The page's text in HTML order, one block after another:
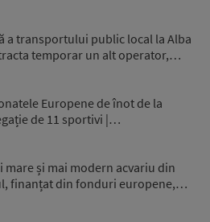
a transportului public local la Alba
temporar un alt operator,…
Europene de înot de la
de 11 sportivi |…
mare și mai modern acvariu din
finanțat din fonduri europene,…